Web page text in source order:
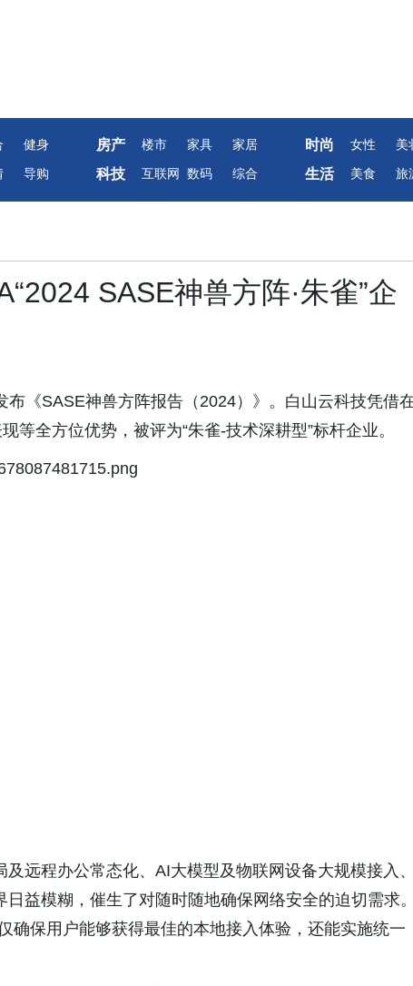
健身 房产 楼市 家具 家居 时尚 女性 美
导购 科技 互联网 数码 综合 生活 美食 旅
SASE神兽方阵·朱雀”企
《SASE神兽方阵报告（2024）》。白山云科技凭借
等全方位优势，被评为“朱雀-技术深耕型”标杆企业。
远程办公常态化、AI大模型及物联网设备大规模接入、
益模糊，催生了对随时随地确保网络安全的迫切需求。
确保用户能够获得最佳的本地接入体验，还能实施统一